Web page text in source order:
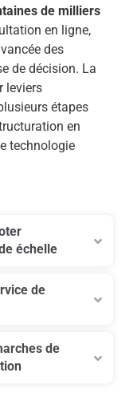
de milliers
en ligne,
des
de décision. La
leviers
étapes
en
technologie
échelle
de
de